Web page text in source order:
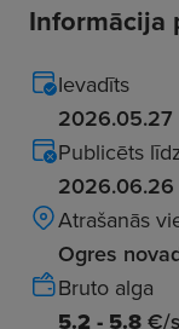
Informācija
Ievadīts
2026.05.27
Publicēts
2026.06.26
Atrašanās
Ogres
Bruto alga
5.2 - 5.8 €/